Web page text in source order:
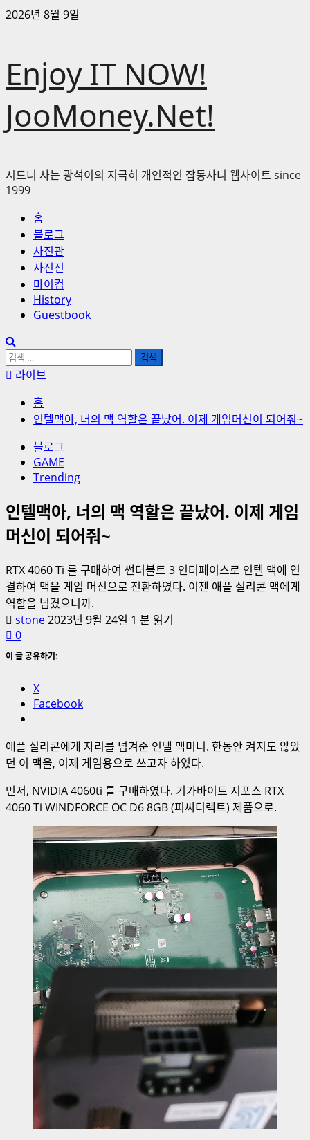
콘
로
바
기
2026년 8월 9일
Enjoy IT NOW!
JooMoney.Net!
시드니 사는 광석이의 지극히 개인적인 잡동사니 웹사이트 since
1999
홈
블로그
사진관
사진전
마이컴
History
Guestbook
검
색:라이브
홈
인텔맥아, 너의 맥 역할은 끝났어. 이제 게임머신이 되어줘~
블로그
GAME
Trending
인텔맥아, 너의 맥 역할은 끝났어. 이제 게임
머신이 되어줘~
RTX 4060 Ti 를 구매하여 썬더볼트 3 인터페이스로 인텔 맥에 연
결하여 맥을 게임 머신으로 전환하였다. 이젠 애플 실리콘 맥에게
역할을 넘겼으니까.
stone2023년 9월 24일 1 분 읽기
0
이 글 공유하기:
X
Facebook
애플 실리콘에게 자리를 넘겨준 인텔 맥미니. 한동안 켜지도 않았
던 이 맥을, 이제 게임용으로 쓰고자 하였다.
먼저, NVIDIA 4060ti 를 구매하였다. 기가바이트 지포스 RTX
4060 Ti WINDFORCE OC D6 8GB (피씨디렉트) 제품으로.